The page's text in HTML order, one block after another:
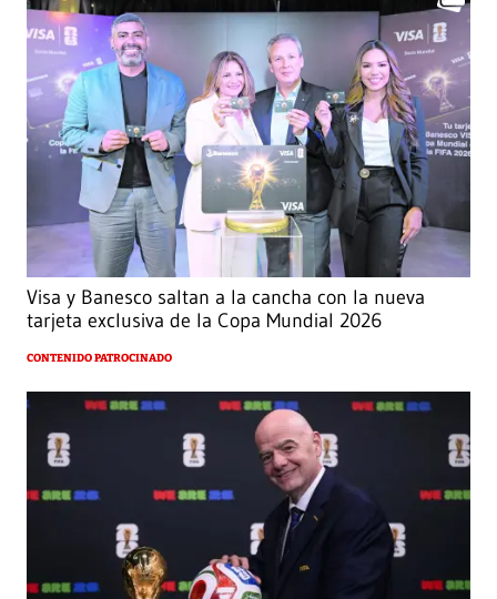
Visa y Banesco saltan a la cancha con la nueva
tarjeta exclusiva de la Copa Mundial 2026
CONTENIDO PATROCINADO